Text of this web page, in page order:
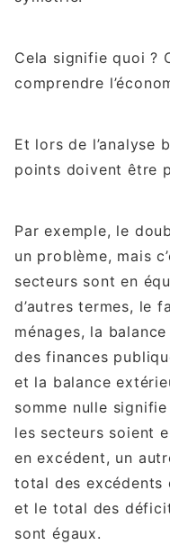
Cela signifie quoi ?
comprendre
Et lors de l’analyse
points doivent être
Par exemple, le
un problème, mais
secteurs sont en
d’autres termes, le
ménages, la
des finances
et la balance
somme nulle
les secteurs soient
en excédent, un
total des excédents
et le total des
sont égaux.